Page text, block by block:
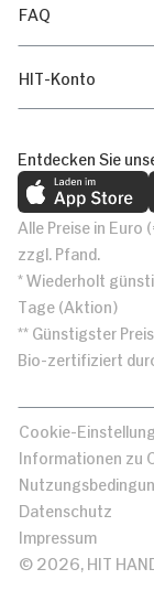
FAQ
HIT-Konto
Entdecken Sie
Alle Preise in
zzgl. Pfand.
* Wiederholt
Tage (Aktion)
** Günstigster
Bio-zertifiziert
Cookie-
Informationen zu
Datenschutz
Impressum
© 2026, HIT